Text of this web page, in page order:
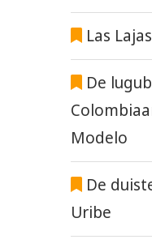
Las
De
Modelo
De
Uribe